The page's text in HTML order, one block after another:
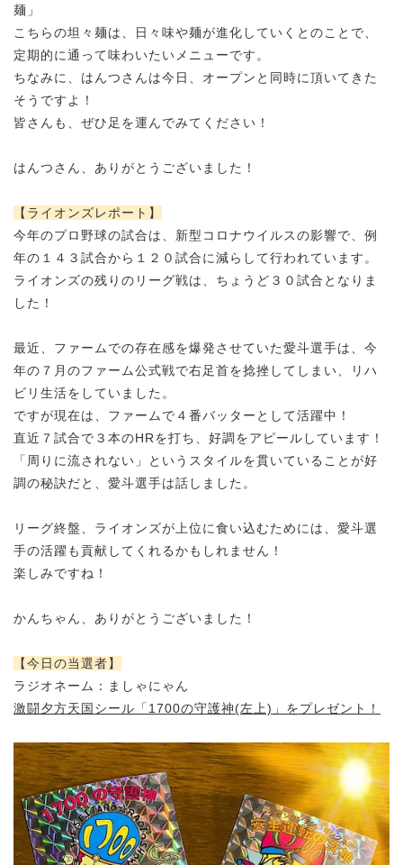
麺 」
こちらの坦々麺は、日々味や麺が進化していくとのことで、
定期的に通って味わいたいメニューです。
ちなみに、はんつさんは今日、オープンと同時に頂いてきた
そうですよ！
皆さんも、ぜひ足を運んでみてください！
はんつさん、ありがとうございました！
【ライオンズレポート】
今年のプロ野球の試合は、 新型コロナウイルスの影響で、 例
年の１４３試合から１２０試合に減らして行われています。
ライオンズの残りのリーグ戦は、ちょうど３０試合となりま
した！
最近、ファームでの存在感を爆発させていた愛斗選手は、 今
年の７月のファーム公式戦で右足首を捻挫してしまい、リハ
ビリ生活をしていました。
ですが現在は、ファームで４番バッターとして活躍中！
直近７試合で３本のHRを打ち、好調をアピールしています！
「周りに流されない」というスタイルを貫いていることが好
調の秘訣だと、愛斗選手は話しました。
リーグ終盤、ライオンズが上位に食い込むためには、 愛斗選
手の活躍も貢献してくれるかもしれません！
楽しみですね！
かんちゃん、ありがとうございました！
【今日の当選者】
ラジオネーム：
ましゃにゃん
激闘夕方天国シール「1700の守護神(左上)」をプレゼント！